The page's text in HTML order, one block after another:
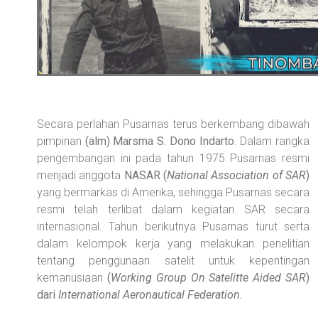
Secara perlahan Pusarnas terus berkembang dibawah
pimpinan (alm) Marsma S. Dono Indarto . Dalam rangka
pengembangan ini pada tahun 1975 Pusarnas resmi
menjadi anggota NASAR (National Association of SAR)
yang bermarkas di Amerika, sehingga Pusarnas secara
resmi telah terlibat dalam kegiatan SAR secara
internasional. Tahun berikutnya Pusarnas turut serta
dalam kelompok kerja yang melakukan penelitian
tentang penggunaan satelit untuk kepentingan
kemanusiaan (Working Group On Satelitte Aided SAR)
dari International Aeronautical Federation